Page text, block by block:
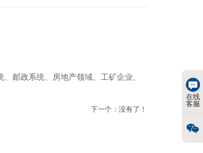
邮政系统、房地产领域、工矿企业、
下一个：没有了！
在线
客服